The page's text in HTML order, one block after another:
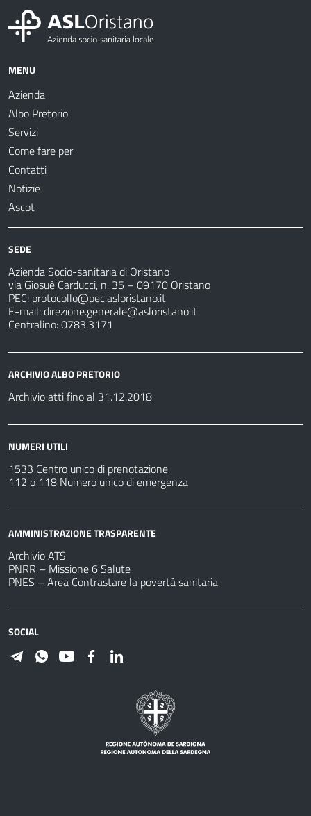
MENU
Azienda
Albo Pretorio
Servizi
Come fare per
Contatti
Notizie
Ascot
SEDE
Azienda Socio-sanitaria di Oristano
via Giosuè Carducci, n. 35 – 09170 Oristano
PEC: protocollo@pec.asloristano.it
E-mail:direzione.generale@asloristano.it
Centralino: 0783.3171
ARCHIVIO ALBO PRETORIO
Archivio atti fino al 31.12.2018
NUMERI UTILI
1533 Centro unico di prenotazione
112 o 118 Numero unico di emergenza
AMMINISTRAZIONE TRASPARENTE
Archivio ATS
PNRR – Missione 6 Salute
PNES – Area Contrastare la povertà sanitaria
SOCIAL